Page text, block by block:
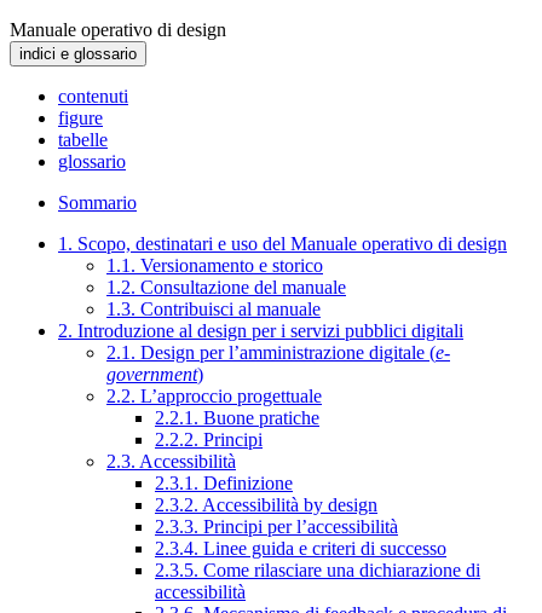
Manuale operativo di design
indici e glossario
contenuti
figure
tabelle
glossario
Sommario
1. Scopo, destinatari e uso del Manuale operativo di design
1.1. Versionamento e storico
1.2. Consultazione del manuale
1.3. Contribuisci al manuale
2. Introduzione al design per i servizi pubblici digitali
2.1. Design per l’amministrazione digitale (e-
government)
2.2. L’approccio progettuale
2.2.1. Buone pratiche
2.2.2. Principi
2.3. Accessibilità
2.3.1. Definizione
2.3.2. Accessibilità by design
2.3.3. Principi per l’accessibilità
2.3.4. Linee guida e criteri di successo
2.3.5. Come rilasciare una dichiarazione di
accessibilità